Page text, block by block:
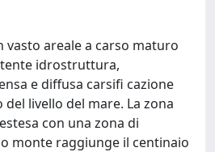
vasto areale a carso maturo
idrostruttura,
e diffusa carsifi cazione
livello del mare. La zona
con una zona di
monte raggiunge il centinaio